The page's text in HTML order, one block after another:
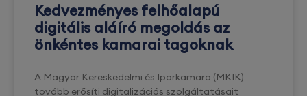
Kedvezményes felhőalapú
digitális aláíró megoldás az
önkéntes kamarai tagoknak
A Magyar Kereskedelmi és Iparkamara (MKIK)
tovább erősíti digitalizációs szolgáltatásait